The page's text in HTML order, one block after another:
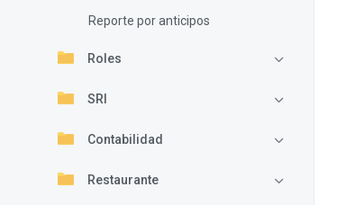
Reporte por anticipos
Roles
SRI
Contabilidad
Restaurante